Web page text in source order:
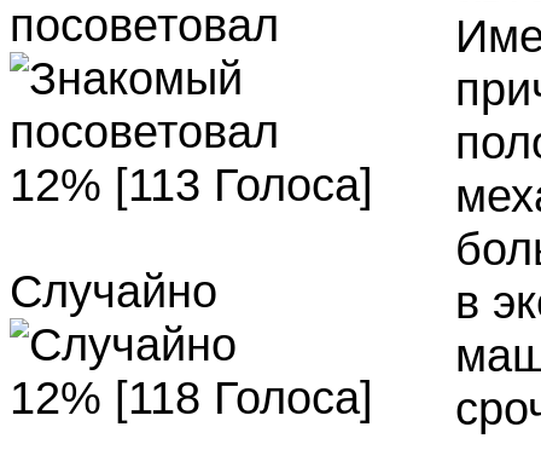
посоветовал
12% [113 Голоса]
Случайно
12% [118 Голоса]
в